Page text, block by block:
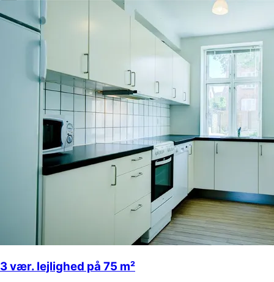
3 vær. lejlighed på 75 m²